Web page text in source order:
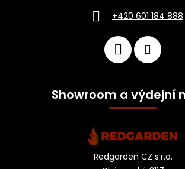
+420 601 184 888
Showroom a výdejní
Redgarden CZ s.r.o.